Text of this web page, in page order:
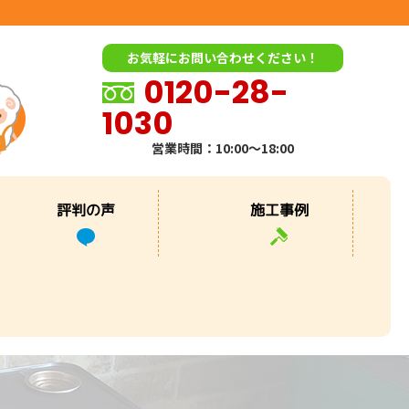
お気軽にお問い合わせください！
0120-28-
1030
営業時間：10:00～18:00
評判の声 施工事例